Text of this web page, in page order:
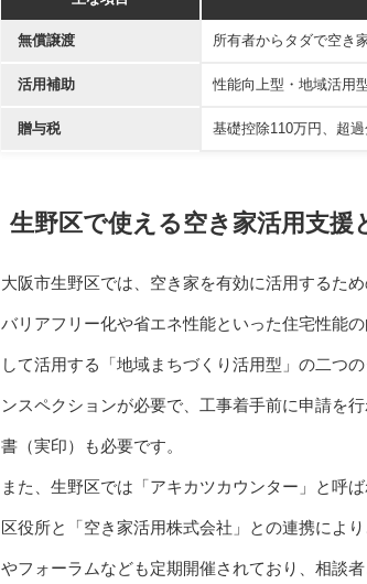
無償譲渡 所有者からタダで空き
活用補助 性能向上型・地域活用
贈与税 基礎控除110万円、超
生野区で使える空き家活用支援
大阪市生野区では、空き家を有効に活用するた
バリアフリー化や省エネ性能といった住宅性能
して活用する「地域まちづくり活用型」の二つ
ンスペクションが必要で、工事着手前に申請を
書（実印）も必要です。
また、生野区では「アキカツカウンター」と呼
区役所と「空き家活用株式会社」との連携によ
やフォーラムなども定期開催されており、相談